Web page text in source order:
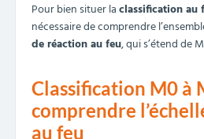
Pour bien situer laclassification au
nécessaire de comprendre
de réaction au feu, qui s’étend de
Classification M0 à
comprendre
au feu